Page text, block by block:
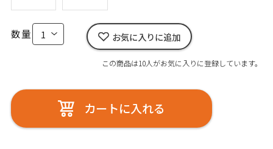
数量 お気に入りに追加
この商品は10人がお気に入りに登録しています。
カートに入れる